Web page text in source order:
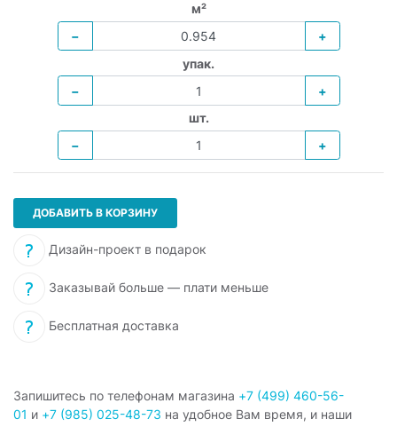
м²
−
+
упак.
−
+
шт.
−
+
ДОБАВИТЬ В КОРЗИНУ
Дизайн-проект в подарок
Заказывай больше — плати меньше
Бесплатная доставка
Запишитесь по телефонам магазина +7 (499) 460-56-
01 и +7 (985) 025-48-73 на удобное Вам время, и наши